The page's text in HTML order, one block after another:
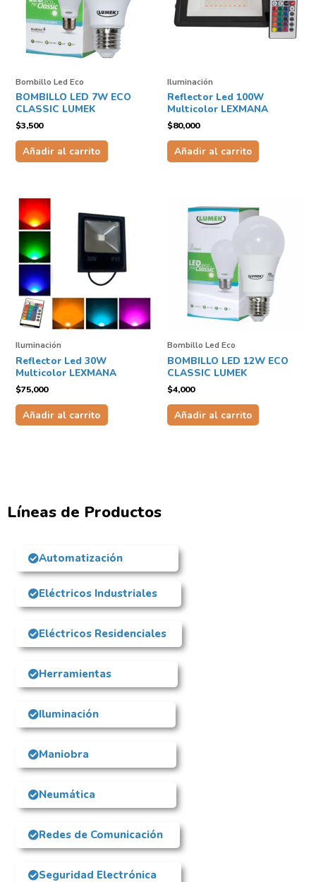
Bombillo Led Eco
BOMBILLO LED 7W ECO
CLASSIC LUMEK
$3,500
Añadir al carrito
Iluminación
Reflector Led 100W
Multicolor LEXMANA
$80,000
Añadir al carrito
Iluminación
Reflector Led 30W
Multicolor LEXMANA
$75,000
Añadir al carrito
Bombillo Led Eco
BOMBILLO LED 12W ECO
CLASSIC LUMEK
$4,000
Añadir al carrito
Líneas de Productos
Automatización
Eléctricos Industriales
Eléctricos Residenciales
Herramientas
Iluminación
Maniobra
Neumática
Redes de Comunicación
Seguridad Electrónica